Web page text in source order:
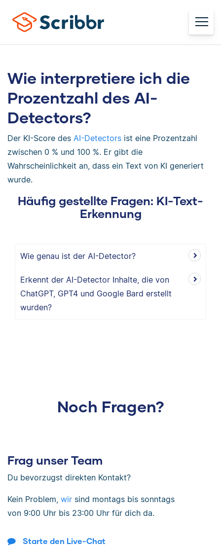
Wie interpretiere ich die
Prozentzahl des AI-
Detectors?
Der KI-Score des AI-Detectors ist eine Prozentzahl
zwischen 0 % und 100 %. Er gibt die
Wahrscheinlichkeit an, dass ein Text von KI generiert
wurde.
Häufig gestellte Fragen: KI-Text-
Erkennung
Wie genau ist der AI-Detector?
Erkennt der AI-Detector Inhalte, die von
ChatGPT, GPT4 und Google Bard erstellt
wurden?
Noch Fragen?
Frag unser Team
Du bevorzugst direkten Kontakt?
Kein Problem, wir sind montags bis sonntags
von 9:00 Uhr bis 23:00 Uhr für dich da.
Starte den Live-Chat